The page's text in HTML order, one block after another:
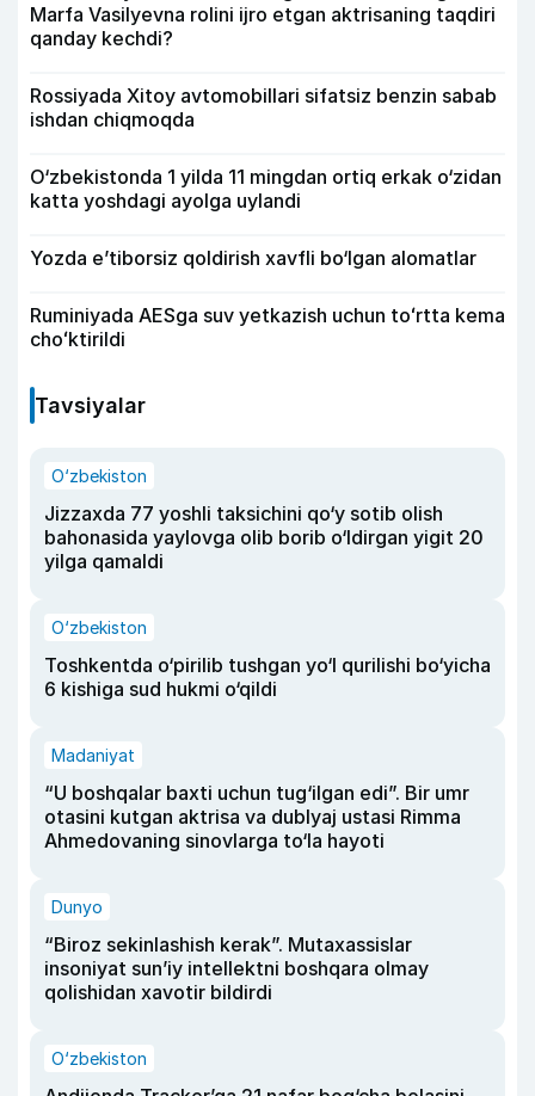
Marfa Vasilyevna rolini ijro etgan aktrisaning taqdiri
qanday kechdi?
Rossiyada Xitoy avtomobillari sifatsiz benzin sabab
ishdan chiqmoqda
O‘zbekistonda 1 yilda 11 mingdan ortiq erkak o‘zidan
katta yoshdagi ayolga uylandi
Yozda e’tiborsiz qoldirish xavfli bo‘lgan alomatlar
Ruminiyada AESga suv yetkazish uchun toʻrtta kema
choʻktirildi
Tavsiyalar
O‘zbekiston
Jizzaxda 77 yoshli taksichini qo‘y sotib olish
bahonasida yaylovga olib borib o‘ldirgan yigit 20
yilga qamaldi
O‘zbekiston
Toshkentda o‘pirilib tushgan yo‘l qurilishi bo‘yicha
6 kishiga sud hukmi o‘qildi
Madaniyat
“U boshqalar baxti uchun tug‘ilgan edi”. Bir umr
otasini kutgan aktrisa va dublyaj ustasi Rimma
Ahmedovaning sinovlarga to‘la hayoti
Dunyo
“Biroz sekinlashish kerak”. Mutaxassislar
insoniyat sun’iy intellektni boshqara olmay
qolishidan xavotir bildirdi
O‘zbekiston